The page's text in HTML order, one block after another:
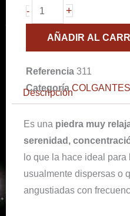
-
Azúl.
Brasil
cantidad
+
AÑADIR AL
Referencia311
Categoría
Descripción
Es una piedra muy
serenidad,
lo que la hace ideal
usualmente dispersas o
angustiadas con